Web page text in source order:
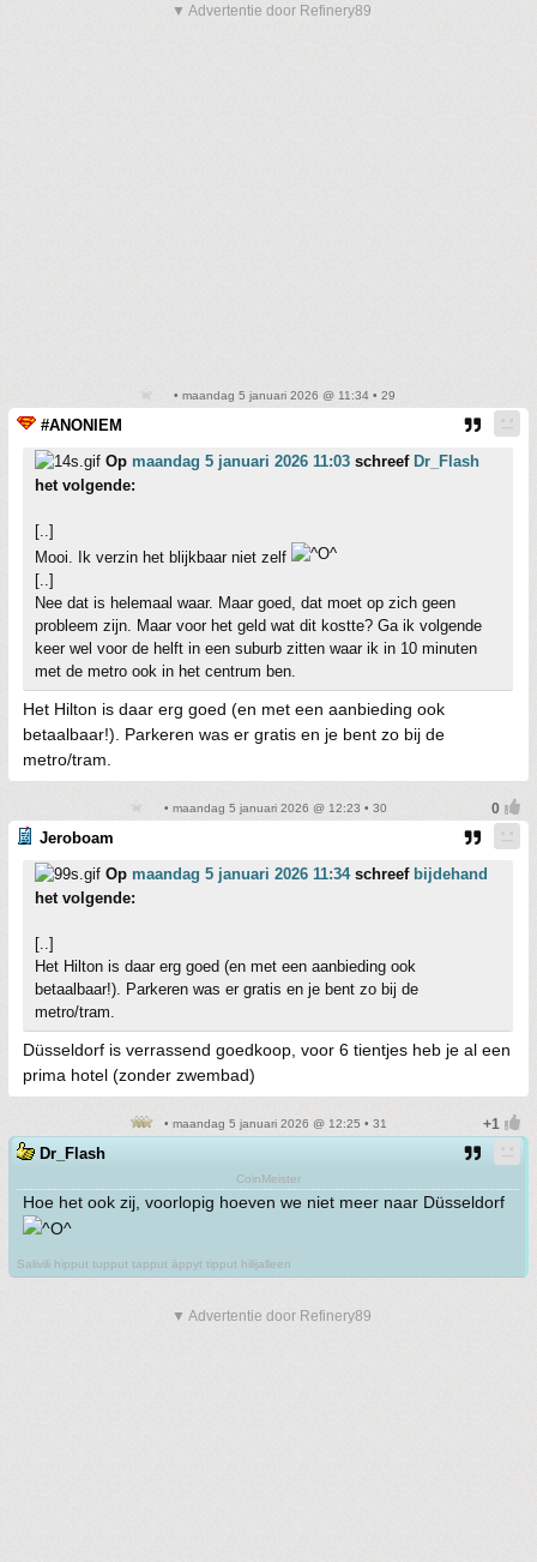
▼ Advertentie door Refinery89
• maandag 5 januari 2026 @ 11:34 • 29
#ANONIEM
Op maandag 5 januari 2026 11:03 schreef Dr_Flash
het volgende:
[..]
Mooi. Ik verzin het blijkbaar niet zelf
[..]
Nee dat is helemaal waar. Maar goed, dat moet op zich geen
probleem zijn. Maar voor het geld wat dit kostte? Ga ik volgende
keer wel voor de helft in een suburb zitten waar ik in 10 minuten
met de metro ook in het centrum ben.
Het Hilton is daar erg goed (en met een aanbieding ook
betaalbaar!). Parkeren was er gratis en je bent zo bij de
metro/tram.
• maandag 5 januari 2026 @ 12:23 • 30
Jeroboam
Op maandag 5 januari 2026 11:34schreef bijdehand
het volgende:
[..]
Het Hilton is daar erg goed (en met een aanbieding ook
betaalbaar!). Parkeren was er gratis en je bent zo bij de
metro/tram.
Düsseldorf is verrassend goedkoop, voor 6 tientjes heb je al een
prima hotel (zonder zwembad)
• maandag 5 januari 2026 @ 12:25 • 31
Dr_Flash
CoinMeister
Hoe het ook zij, voorlopig hoeven we niet meer naar Düsseldorf
Salivili hipput tupput tapput äppyt tipput hilijalleen
▼ Advertentie door Refinery89